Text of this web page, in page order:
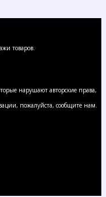
товаров.
нарушают авторские права,
пожалуйста, сообщите нам.